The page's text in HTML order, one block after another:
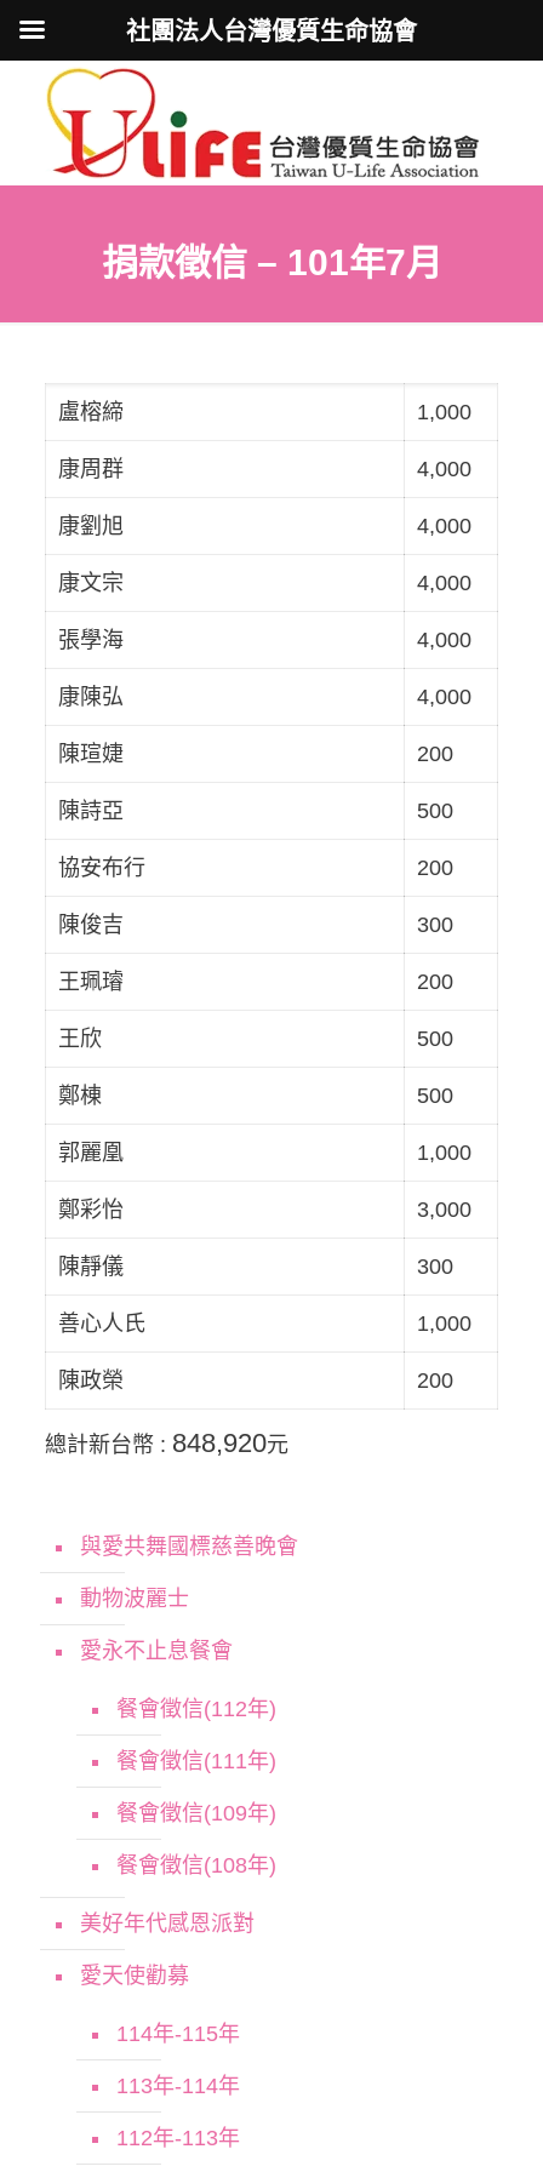
捐款徵信 – 101年7月
盧榕締 1,000
康周群 4,000
康劉旭 4,000
康文宗 4,000
張學海 4,000
康陳弘 4,000
陳瑄婕 200
陳詩亞 500
協安布行 200
陳俊吉 300
王珮璿 200
王欣 500
鄭棟 500
郭麗凰 1,000
鄭彩怡 3,000
陳靜儀 300
善心人氏 1,000
陳政榮 200
總計新台幣 : 848,920元
與愛共舞國標慈善晚會
動物波麗士
愛永不止息餐會
餐會徵信(112年)
餐會徵信(111年)
餐會徵信(109年)
餐會徵信(108年)
美好年代感恩派對
愛天使勸募
114年-115年
113年-114年
112年-113年
社團法人台灣優質生命協會